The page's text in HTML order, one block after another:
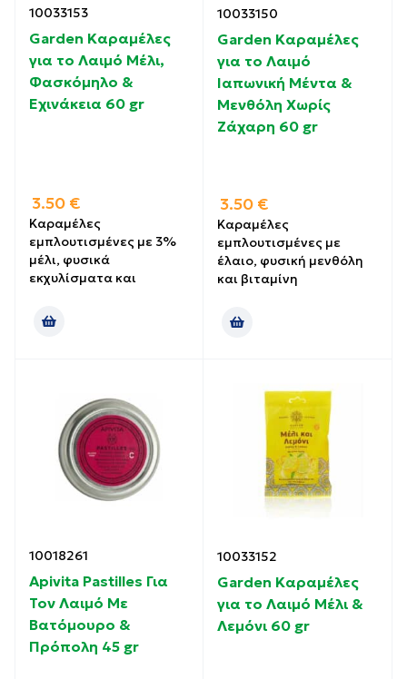
10033153
Garden Καραμέλες
για το Λαιμό Μέλι,
Φασκόμηλο &
Εχινάκεια 60 gr
3.50 €
Καραμέλες
εμπλουτισμένες με 3%
μέλι, φυσικά
εκχυλίσματα και
10033150
Garden Καραμέλες
για το Λαιμό
Ιαπωνική Μέντα &
Μενθόλη Χωρίς
Ζάχαρη 60 gr
3.50 €
Καραμέλες
εμπλουτισμένες με
έλαιο, φυσική μενθόλη
και βιταμίνη
10018261
Apivita Pastilles Για
Τον Λαιμό Με
Βατόμουρο &
Πρόπολη 45 gr
10033152
Garden Καραμέλες
για το Λαιμό Μέλι &
Λεμόνι 60 gr